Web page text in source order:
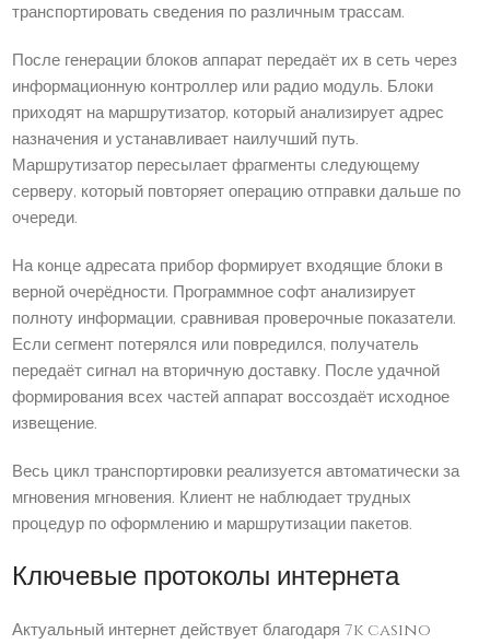
транспортировать сведения по различным трассам.
После генерации блоков аппарат передаёт их в сеть через
информационную контроллер или радио модуль. Блоки
приходят на маршрутизатор, который анализирует адрес
назначения и устанавливает наилучший путь.
Маршрутизатор пересылает фрагменты следующему
серверу, который повторяет операцию отправки дальше по
очереди.
На конце адресата прибор формирует входящие блоки в
верной очерёдности. Программное софт анализирует
полноту информации, сравнивая проверочные показатели.
Если сегмент потерялся или повредился, получатель
передаёт сигнал на вторичную доставку. После удачной
формирования всех частей аппарат воссоздаёт исходное
извещение.
Весь цикл транспортировки реализуется автоматически за
мгновения мгновения. Клиент не наблюдает трудных
процедур по оформлению и маршрутизации пакетов.
Ключевые протоколы интернета
Актуальный интернет действует благодаря 7k casino